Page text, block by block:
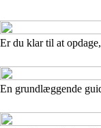
Er du klar til at
En grundlæggende